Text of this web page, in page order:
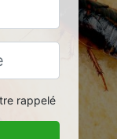
rappelé